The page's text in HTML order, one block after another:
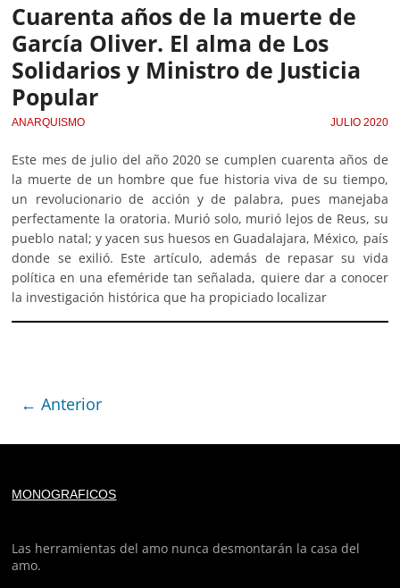
Cuarenta años de la muerte de
García Oliver. El alma de Los
Solidarios y Ministro de Justicia
Popular
ANARQUISMO JULIO 2020
Este mes de julio del año 2020 se cumplen cuarenta años de
la muerte de un hombre que fue historia viva de su tiempo,
un revolucionario de acción y de palabra, pues manejaba
perfectamente la oratoria. Murió solo, murió lejos de Reus, su
pueblo natal; y yacen sus huesos en Guadalajara, México, país
donde se exilió. Este artículo, además de repasar su vida
política en una efeméride tan señalada, quiere dar a conocer
la investigación histórica que ha propiciado localizar
← Anterior
MONOGRAFICOS
Las herramientas del amo nunca desmontarán la casa del
amo.
of type string is deprecated in
rgpd/lib/vendor/Mustache/Tokenizer.php on line110